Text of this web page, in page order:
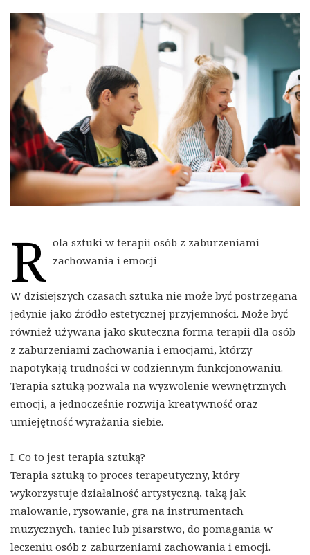
R ola sztuki w terapii osób z zaburzeniami
zachowania i emocji
W dzisiejszych czasach sztuka nie może być postrzegana
jedynie jako źródło estetycznej przyjemności. Może być
również używana jako skuteczna forma terapii dla osób
z zaburzeniami zachowania i emocjami, którzy
napotykają trudności w codziennym funkcjonowaniu.
Terapia sztuką pozwala na wyzwolenie wewnętrznych
emocji, a jednocześnie rozwija kreatywność oraz
umiejętność wyrażania siebie.
I. Co to jest terapia sztuką?
Terapia sztuką to proces terapeutyczny, który
wykorzystuje działalność artystyczną, taką jak
malowanie, rysowanie, gra na instrumentach
muzycznych, taniec lub pisarstwo, do pomagania w
leczeniu osób z zaburzeniami zachowania i emocji.